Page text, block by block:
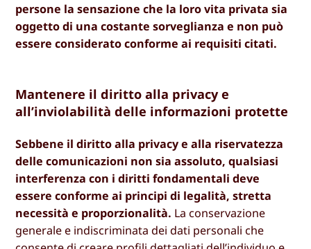
persone la sensazione che la loro vita privata sia
oggetto di una costante sorveglianza e non può
essere considerato conforme ai requisiti citati.
Mantenere il diritto alla privacy e
all’inviolabilità delle informazioni protette
Sebbene il diritto alla privacy e alla riservatezza
delle comunicazioni non sia assoluto, qualsiasi
interferenza con i diritti fondamentali deve
essere conforme ai principi di legalità, stretta
necessità e proporzionalità. La conservazione
generale e indiscriminata dei dati personali che